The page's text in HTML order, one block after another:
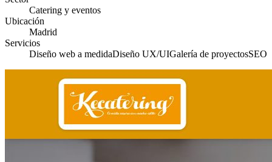
Catering y eventos
Ubicación
Madrid
Servicios
Diseño web a medidaDiseño UX/UIGalería de proyectosSEO